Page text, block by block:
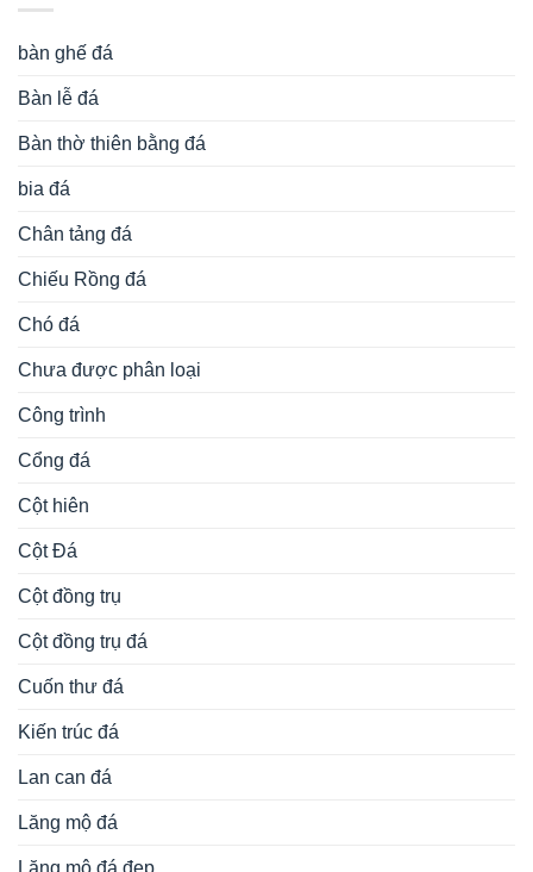
bàn ghế đá
Bàn lễ đá
Bàn thờ thiên bằng đá
bia đá
Chân tảng đá
Chiếu Rồng đá
Chó đá
Chưa được phân loại
Công trình
Cổng đá
Cột hiên
Cột Đá
Cột đồng trụ
Cột đồng trụ đá
Cuốn thư đá
Kiến trúc đá
Lan can đá
Lăng mộ đá
Lăng mộ đá đẹp